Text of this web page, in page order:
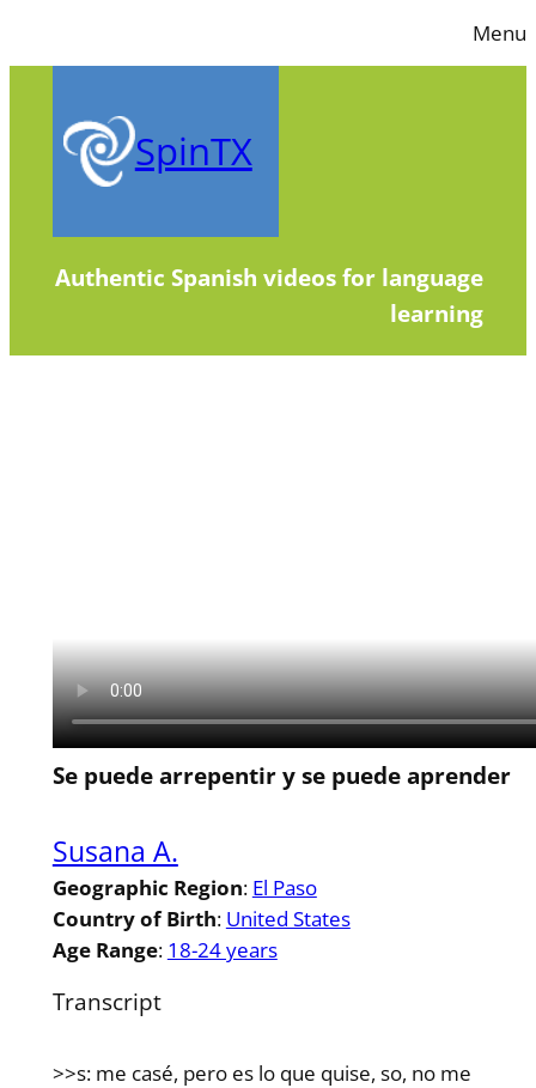
to
Menu
SpinTX
Authentic Spanish videos for language
learning
Se puede arrepentir y se puede aprender
Susana A.
Geographic Region: El Paso
Country of Birth: United States
Age Range: 18-24 years
Transcript
>>s: me casé, pero es lo que quise, so, no me